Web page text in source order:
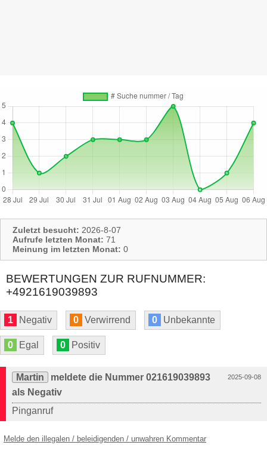
Zuletzt besucht: 2026-8-07
Aufrufe letzten Monat: 71
Meinung im letzten Monat: 0
BEWERTUNGEN ZUR RUFNUMMER:
+4921619039893
1 Negativ 0 Verwirrend 0 Unbekannte
0 Egal 0 Positiv
2025-09-08
Martin
meldete die Nummer 021619039893
als Negativ
Pinganruf
Melde den illegalen / beleidigenden / unwahren Kommentar